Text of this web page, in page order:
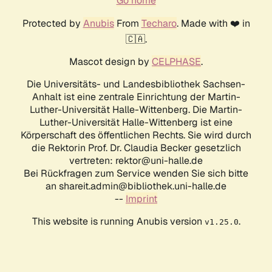
Protected by AnubisFrom Techaro. Made with ❤️ in
🇨🇦.
Mascot design by CELPHASE.
Die Universitäts- und Landesbibliothek Sachsen-
Anhalt ist eine zentrale Einrichtung der Martin-
Luther-Universität Halle-Wittenberg. Die Martin-
Luther-Universität Halle-Wittenberg ist eine
Körperschaft des öffentlichen Rechts. Sie wird durch
die Rektorin Prof. Dr. Claudia Becker gesetzlich
vertreten: rektor@uni-halle.de
Bei Rückfragen zum Service wenden Sie sich bitte
an shareit.admin@bibliothek.uni-halle.de
-- Imprint
This website is running Anubis version v1.25.0.